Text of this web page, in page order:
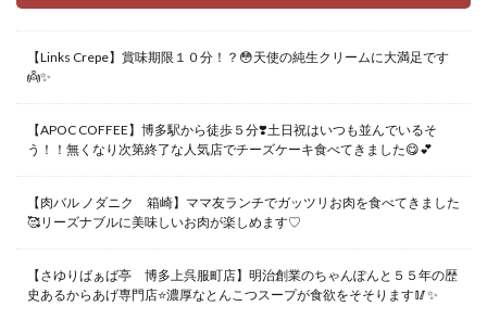
【Links Crepe】賞味期限１０分！？😳天使の純生クリームに大満足です
👼✨
【APOC COFFEE】博多駅から徒歩５分❣️土日祝はいつも並んでいるそ
う！！無くなり次第終了な人気店でチーズケーキ食べてきました😋💕
【肉バル ノダニク 箱崎】ママ友ランチでガッツリお肉を食べてきました
🥰リーズナブルに美味しいお肉が楽しめます♡
【さゆりばぁば亭 博多上呉服町店】明治創業のちゃんぽんと５５年の歴
史あるからあげ専門店⭐️濃厚なとんこつスープが食欲をそそります🥢✨